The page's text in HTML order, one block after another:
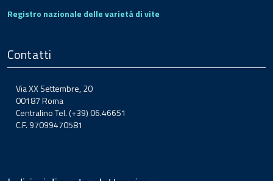
Registro nazionale delle varietà di vite
Contatti
Via XX Settembre, 20
00187 Roma
Centralino Tel. (+39) 06.46651
C.F. 97099470581